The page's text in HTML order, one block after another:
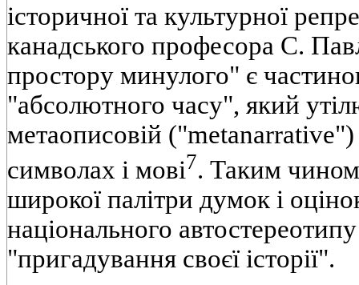
історичної та культурної
канадського професора С.
простору минулого" є
"абсолютного часу", який
метаописовій ("metanarrative")
символах і мові7. Таким
широкої палітри думок і
національного
"пригадування своєї історії".